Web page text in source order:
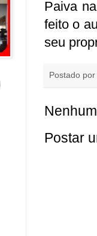
Paiva
feito o
seu
Postado por
Postar